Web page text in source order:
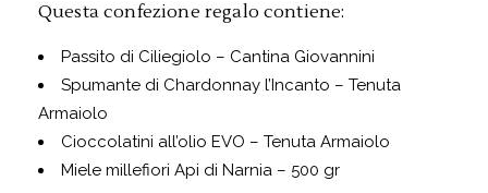
Questa confezione regalo contiene:
Passito di Ciliegiolo – Cantina Giovannini
Spumante di Chardonnay l’Incanto – Tenuta
Armaiolo
Cioccolatini all’olio EVO – Tenuta Armaiolo
Miele millefiori Api di Narnia – 500 gr